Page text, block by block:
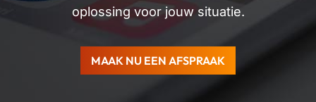
oplossing voor jouw situatie.
MAAK NU EEN AFSPRAAK